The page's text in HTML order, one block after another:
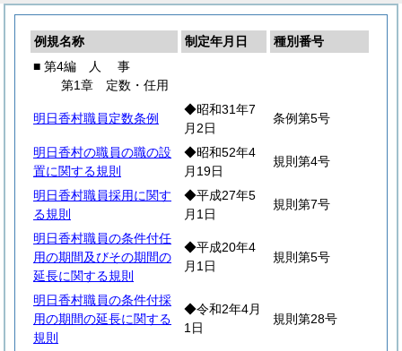
例規名称 制定年月日
種別番号
■ 第4編
人 事
第1章 定数・任用
明日香村職員定数条例
◆昭和31年7
月2日
条例第5号
明日香村の職員の職の設
置に関する規則
◆昭和52年4
月19日
規則第4号
明日香村職員採用に関す
る規則
◆平成27年5
月1日
規則第7号
明日香村職員の条件付任
用の期間及びその期間の
延長に関する規則
◆平成20年4
月1日
規則第5号
明日香村職員の条件付採
用の期間の延長に関する
規則
◆令和2年4月
1日
規則第28号